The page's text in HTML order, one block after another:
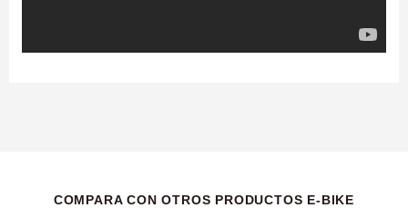
COMPARA CON OTROS PRODUCTOS E-BIKE